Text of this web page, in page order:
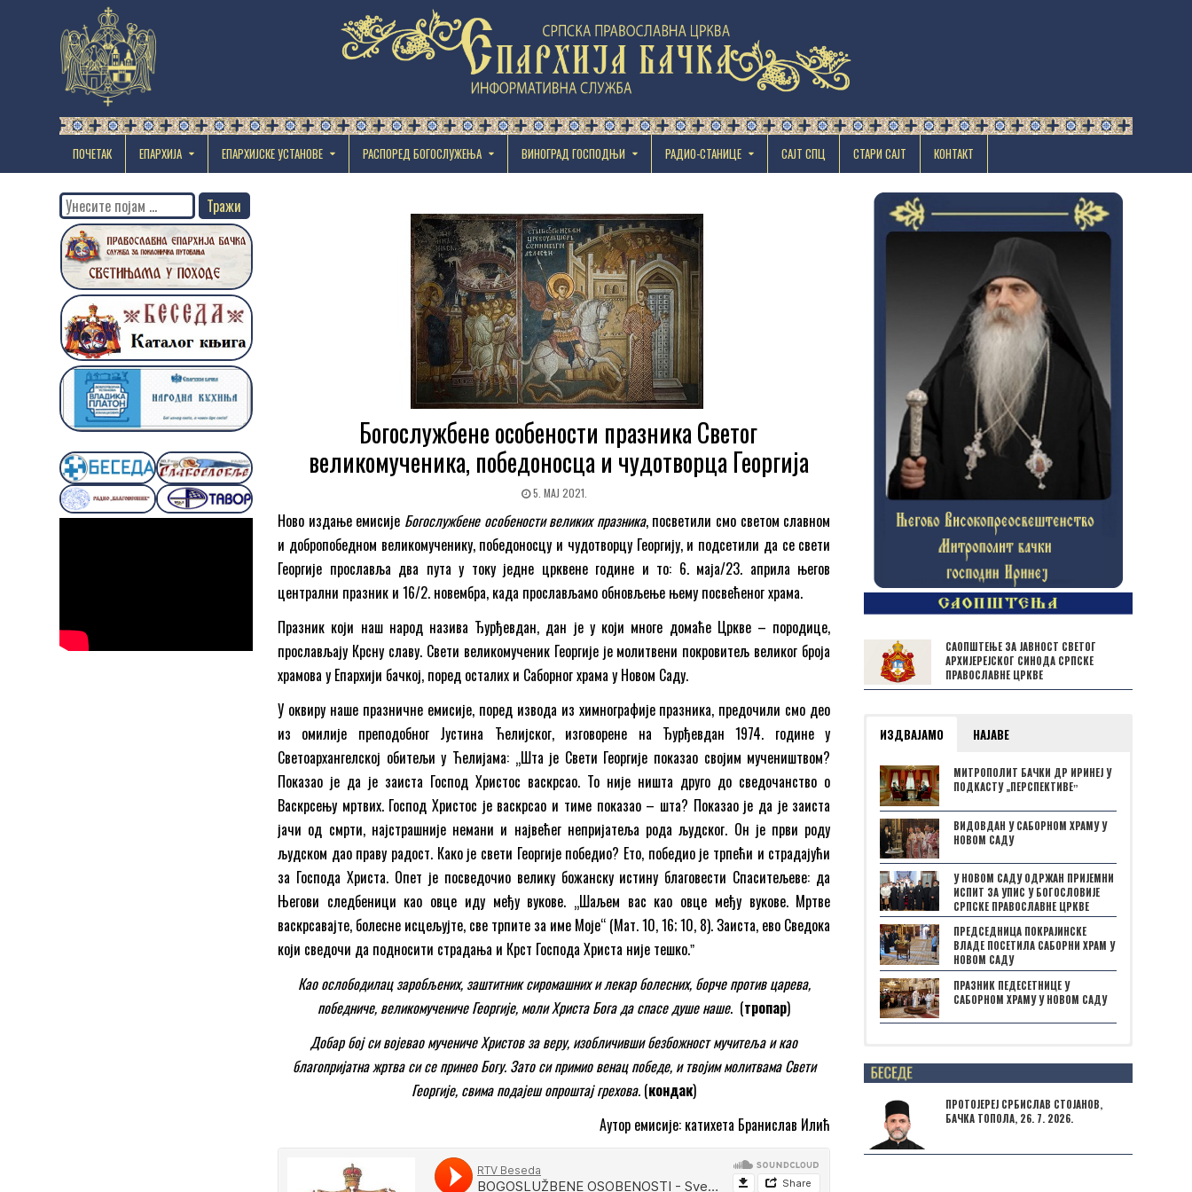
ПОЧЕТАК ЕПАРХИЈА EПАРХИЈСКЕ УСТАНОВЕ РАСПОРЕД БОГОСЛУЖЕЊА ВИНОГРАД ГОСПОДЊИ РАДИО-СТАНИЦЕ САЈТ СПЦ СТАРИ САЈТ КОНТАКТ
Богослужбене особености празника Светог
великомученика, победоносца и чудотворца Георгија
5. МАЈ 2021.
Ново издање емисије Богослужбене особености великих празника, посветили смо светом славном
и добропобедном великомученику, победоносцу и чудотворцу Георгију, и подсетили да се свети
Георгије прославља два пута у току једне црквене године и то: 6. маја/23. априла његов
централни празник и 16/2. новембра, када прослављамо обновљење њему посвећеног храма.
Празник који наш народ назива Ђурђевдан, дан је у који многе домаће Цркве – породице,
прослављају Крсну славу. Свети великомученик Георгије је молитвени покровитељ великог броја
храмова у Епархији бачкој, поред осталих и Саборног храма у Новом Саду.
У оквиру наше празничне емисије, поред извода из химнографије празника, предочили смо део
из омилије преподобног Јустина Ћелијског, изговорене на Ђурђевдан 1974. године у
Светоархангелској обитељи у Ћелијама: „Шта је Свети Георгије показао својим мучеништвом?
Показао је да је заиста Господ Христос васкрсао. То није ништа друго до сведочанство о
Васкрсењу мртвих. Господ Христос је васкрсао и тиме показао – шта? Показао је да је заиста
јачи од смрти, најстрашније немани и највећег непријатеља рода људског. Он је први роду
људском дао праву радост. Како је свети Георгије победио? Ето, победио је трпећи и страдајући
за Господа Христа. Опет је посведочио велику божанску истину благовести Спаситељеве: да
Његови следбеници као овце иду међу вукове. „Шаљем вас као овце међу вукове. Мртве
васкрсавајте, болесне исцељујте, све трпите за име Моје“ (Mат. 10, 16; 10, 8). Заиста, ево Сведока
који сведочи да подносити страдања и Крст Господа Христа није тешко.ˮ
Као ослободилац заробљених, заштитник сиромашних и лекар болесних, борче против царева,
победниче, великомучениче Георгије, моли Христа Бога да спасе душе наше. (тропар)
Добар бој си војевао мучениче Христов за веру, изобличивши безбожност мучитеља и као
благопријатна жртва си се принео Богу. Зато си примио венац победе, и твојим молитвама Свети
Георгије, свима подајеш опроштај грехова. (кондак)
Аутор емисије: катихета Бранислав Илић
Search
for:
САОПШТЕЊЕ ЗА ЈАВНОСТ СВЕТОГ
АРХИЈЕРЕЈСКОГ СИНОДА СРПСКЕ
ПРАВОСЛАВНЕ ЦРКВЕ
ИЗДВАЈАМО НАЈАВЕ
МИТРОПОЛИТ БАЧКИ ДР ИРИНЕЈ У
ПОДКАСТУ „ПЕРСПЕКТИВЕˮ
ВИДОВДАН У САБОРНОМ ХРАМУ У
НОВОМ САДУ
У НОВОМ САДУ ОДРЖАН ПРИЈЕМНИ
ИСПИТ ЗА УПИС У БОГОСЛОВИЈЕ
СРПСКЕ ПРАВОСЛАВНЕ ЦРКВЕ
ПРЕДСЕДНИЦА ПОКРАЈИНСКЕ
ВЛАДЕ ПОСЕТИЛА САБОРНИ ХРАМ У
НОВОМ САДУ
ПРАЗНИК ПЕДЕСЕТНИЦЕ У
САБОРНОМ ХРАМУ У НОВОМ САДУ
Posts not found
ПРОТОЈЕРЕЈ СРБИСЛАВ СТОЈАНОВ,
БАЧКА ТОПОЛА, 26. 7. 2026.